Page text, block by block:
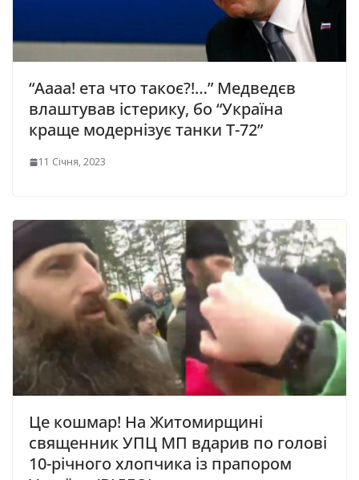
“Аааа! ета что такоє?!…” Медведєв
влаштував істерику, бо “Україна
краще модернізує танки Т-72”
11 Січня, 2023
Це кошмар! На Житомирщині
священник УПЦ МП вдарив по голові
10-річного хлопчика із прапором